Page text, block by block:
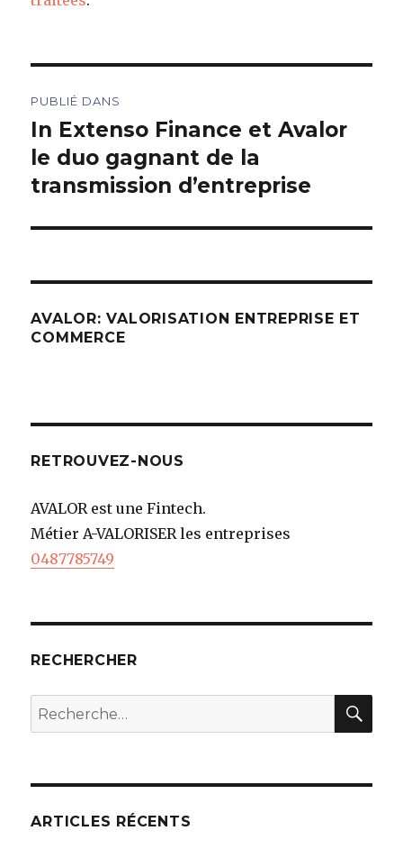
de
l’article
PUBLIÉ DANS
In Extenso Finance et Avalor
le duo gagnant de la
transmission d’entreprise
AVALOR: VALORISATION ENTREPRISE ET
COMMERCE
RETROUVEZ-NOUS
AVALOR est une Fintech.
Métier A-VALORISER les entreprises
0487785749
RECHERCHER
Recherche
pour
ARTICLES RÉCENTS